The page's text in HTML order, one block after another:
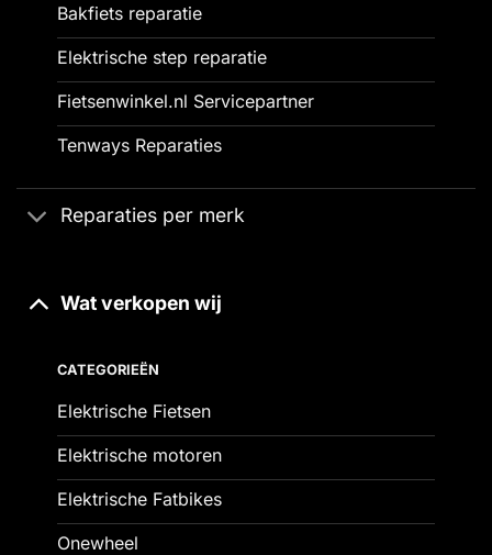
Bakfiets reparatie
Elektrische step reparatie
Fietsenwinkel.nl Servicepartner
Tenways Reparaties
Reparaties per merk
Wat verkopen wij
CATEGORIEËN
Elektrische Fietsen
Elektrische motoren
Elektrische Fatbikes
Onewheel